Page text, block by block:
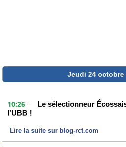
Jeudi 24 octobre
10:26 -
Le sélectionneur
l'UBB !
Lire la suite sur blog-rct.com